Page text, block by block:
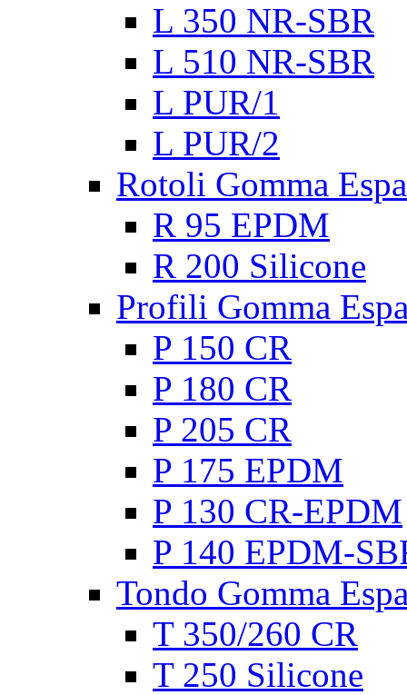
L 350 NR-SBR
L 510 NR-SBR
L PUR/1
L PUR/2
Rotoli Gomma
R 95 EPDM
R 200 Silicone
Profili Gomma
P 150 CR
P 180 CR
P 205 CR
P 175 EPDM
P 130 CR-EPDM
P 140 EPDM-
Tondo Gomma
T 350/260 CR
T 250 Silicone